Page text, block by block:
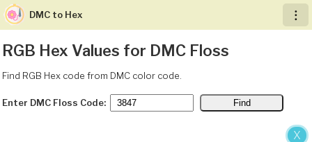
X
︙
DMC to Hex
RGB Hex Values for DMC Floss
Find RGB Hex code from DMC color code.
Enter DMC Floss Code: